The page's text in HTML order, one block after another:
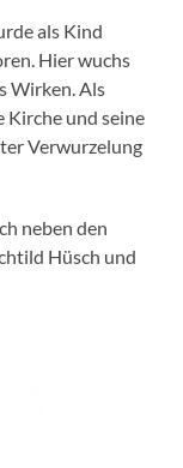
als Kind
Hier wuchs
Wirken. Als
Kirche und seine
Verwurzelung
neben den
Hüsch und